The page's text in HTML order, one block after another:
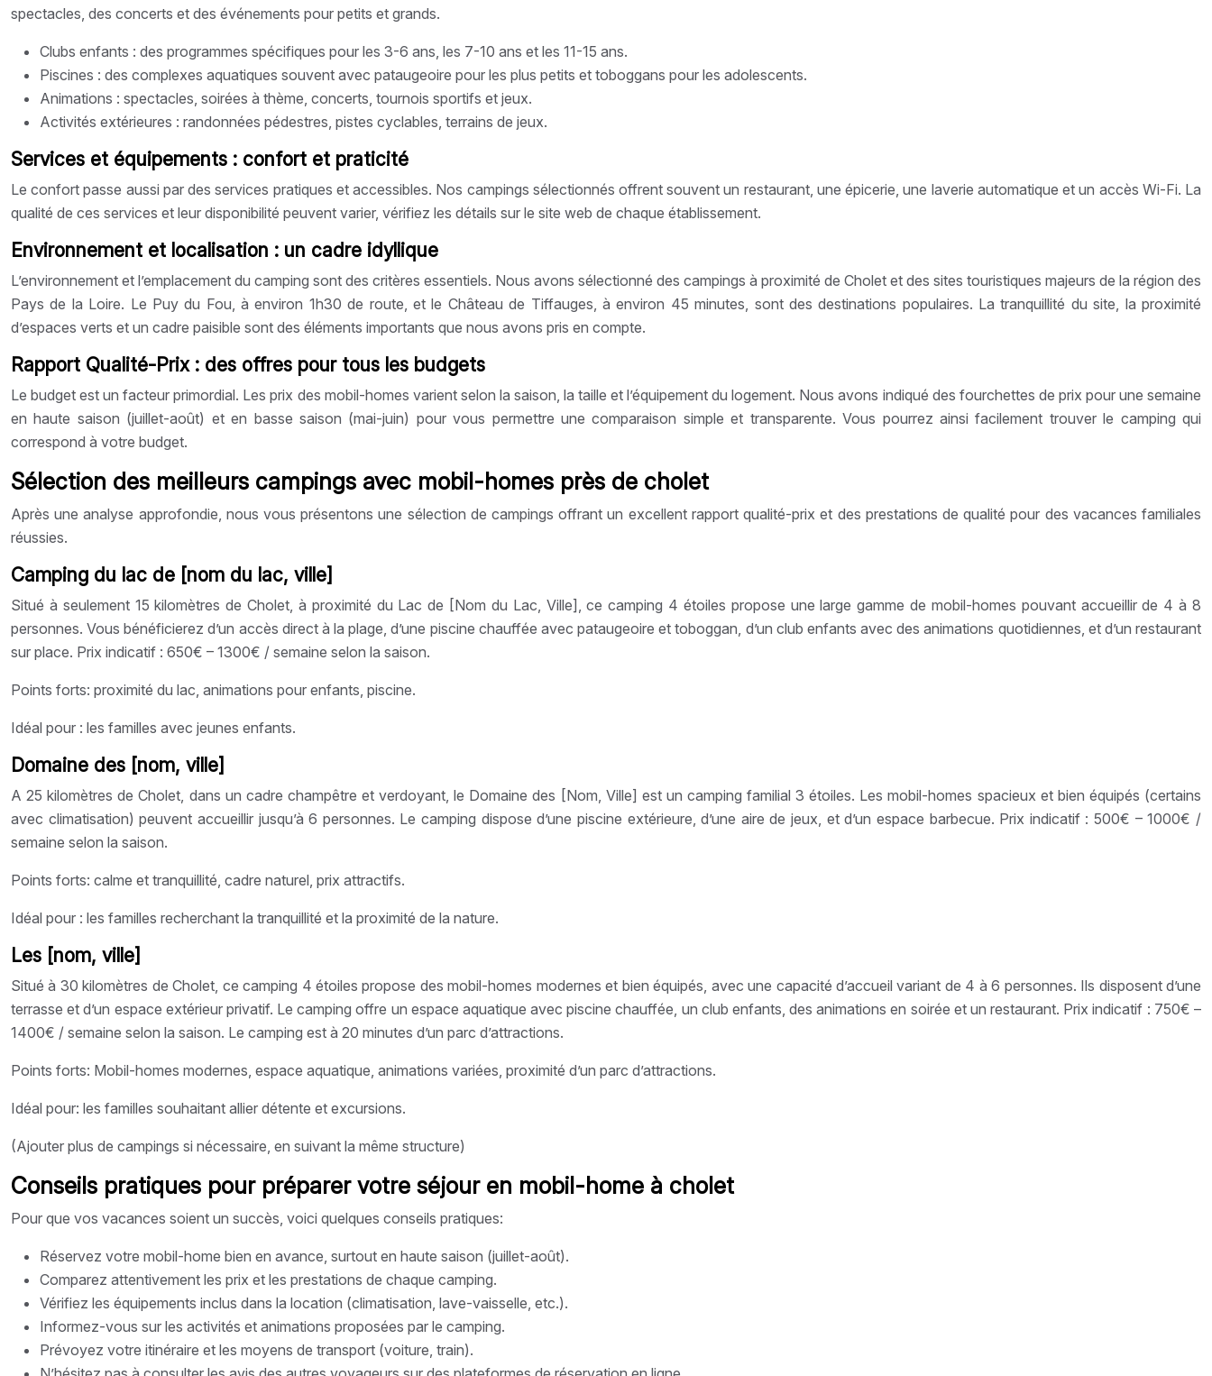
spectacles, des concerts et des événements pour petits et grands.
Clubs enfants : des programmes spécifiques pour les 3-6 ans, les 7-10 ans et les 11-15 ans.
Piscines : des complexes aquatiques souvent avec pataugeoire pour les plus petits et toboggans pour les adolescents.
Animations : spectacles, soirées à thème, concerts, tournois sportifs et jeux.
Activités extérieures : randonnées pédestres, pistes cyclables, terrains de jeux.
Services et équipements : confort et praticité
Le confort passe aussi par des services pratiques et accessibles. Nos campings sélectionnés offrent souvent un restaurant, une épicerie, une laverie automatique et un accès Wi-Fi. La
qualité de ces services et leur disponibilité peuvent varier, vérifiez les détails sur le site web de chaque établissement.
Environnement et localisation : un cadre idyllique
L’environnement et l’emplacement du camping sont des critères essentiels. Nous avons sélectionné des campings à proximité de Cholet et des sites touristiques majeurs de la région des
Pays de la Loire. Le Puy du Fou, à environ 1h30 de route, et le Château de Tiffauges, à environ 45 minutes, sont des destinations populaires. La tranquillité du site, la proximité
d’espaces verts et un cadre paisible sont des éléments importants que nous avons pris en compte.
Rapport Qualité-Prix : des offres pour tous les budgets
Le budget est un facteur primordial. Les prix des mobil-homes varient selon la saison, la taille et l’équipement du logement. Nous avons indiqué des fourchettes de prix pour une semaine
en haute saison (juillet-août) et en basse saison (mai-juin) pour vous permettre une comparaison simple et transparente. Vous pourrez ainsi facilement trouver le camping qui
correspond à votre budget.
Sélection des meilleurs campings avec mobil-homes près de cholet
Après une analyse approfondie, nous vous présentons une sélection de campings offrant un excellent rapport qualité-prix et des prestations de qualité pour des vacances familiales
réussies.
Camping du lac de [nom du lac, ville]
Situé à seulement 15 kilomètres de Cholet, à proximité du Lac de [Nom du Lac, Ville], ce camping 4 étoiles propose une large gamme de mobil-homes pouvant accueillir de 4 à 8
personnes. Vous bénéficierez d’un accès direct à la plage, d’une piscine chauffée avec pataugeoire et toboggan, d’un club enfants avec des animations quotidiennes, et d’un restaurant
sur place. Prix indicatif : 650€ – 1300€ / semaine selon la saison.
Points forts: proximité du lac, animations pour enfants, piscine.
Idéal pour : les familles avec jeunes enfants.
Domaine des [nom, ville]
A 25 kilomètres de Cholet, dans un cadre champêtre et verdoyant, le Domaine des [Nom, Ville] est un camping familial 3 étoiles. Les mobil-homes spacieux et bien équipés (certains
avec climatisation) peuvent accueillir jusqu’à 6 personnes. Le camping dispose d’une piscine extérieure, d’une aire de jeux, et d’un espace barbecue. Prix indicatif : 500€ – 1000€ /
semaine selon la saison.
Points forts: calme et tranquillité, cadre naturel, prix attractifs.
Idéal pour : les familles recherchant la tranquillité et la proximité de la nature.
Les [nom, ville]
Situé à 30 kilomètres de Cholet, ce camping 4 étoiles propose des mobil-homes modernes et bien équipés, avec une capacité d’accueil variant de 4 à 6 personnes. Ils disposent d’une
terrasse et d’un espace extérieur privatif. Le camping offre un espace aquatique avec piscine chauffée, un club enfants, des animations en soirée et un restaurant. Prix indicatif : 750€ –
1400€ / semaine selon la saison. Le camping est à 20 minutes d’un parc d’attractions.
Points forts: Mobil-homes modernes, espace aquatique, animations variées, proximité d’un parc d’attractions.
Idéal pour: les familles souhaitant allier détente et excursions.
(Ajouter plus de campings si nécessaire, en suivant la même structure)
Conseils pratiques pour préparer votre séjour en mobil-home à cholet
Pour que vos vacances soient un succès, voici quelques conseils pratiques:
Réservez votre mobil-home bien en avance, surtout en haute saison (juillet-août).
Comparez attentivement les prix et les prestations de chaque camping.
Vérifiez les équipements inclus dans la location (climatisation, lave-vaisselle, etc.).
Informez-vous sur les activités et animations proposées par le camping.
Prévoyez votre itinéraire et les moyens de transport (voiture, train).